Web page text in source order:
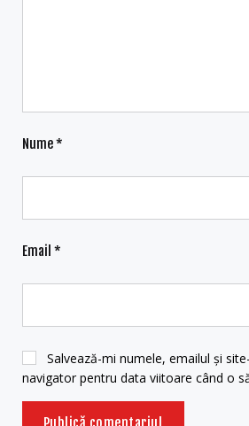
Nume*
Email *
Salvează-mi numele, emailul și
navigator pentru data viitoare când o